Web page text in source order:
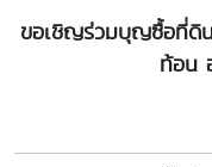
ขอเชิญร่วมบุญซื้อที่ดิ
ท้อน